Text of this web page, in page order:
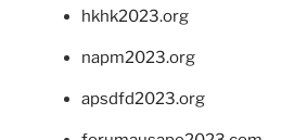
hkhk2023.org
napm2023.org
apsdfd2023.org